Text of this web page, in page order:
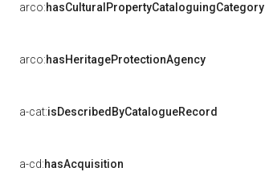
arco:hasCulturalPropertyCataloguingCategory
arco:hasHeritageProtectionAgency
a-cat:isDescribedByCatalogueRecord
a-cd:hasAcquisition